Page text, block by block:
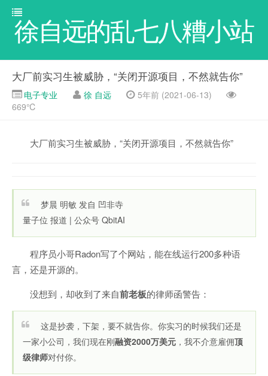
徐自远的乱七八糟小站
大厂前实习生被威胁，“关闭开源项目，不然就告你”
电子专业 徐 自远
5年前 (2021-06-13)
669℃
大厂前实习生被威胁，“关闭开源项目，不然就告你”
梦晨 明敏 发自 凹非寺
量子位 报道 | 公众号 QbitAI
程序员小哥Radon写了个网站，能在线运行200多种语
言，还是开源的。
没想到，却收到了来自前老板的律师函警告：
这是抄袭，下架，要不就告你。你实习的时候我们还是
一家小公司，我们现在刚融资2000万美元 ，我不介意雇佣顶
级律师对付你。